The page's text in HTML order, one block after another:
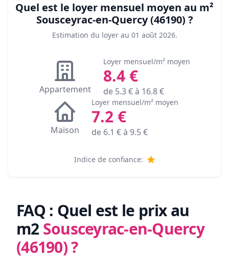
Quel est le loyer mensuel moyen au m²
Sousceyrac-en-Quercy (46190) ?
Estimation du loyer au 01 août 2026.
Appartement
Loyer mensuel/m² moyen
8.4€
de 5.3€ à 16.8€
Maison
Loyer mensuel/m² moyen
7.2 €
de 6.1 € à 9.5€
Indice de confiance:
FAQ : Quel est le prix au
m2Sousceyrac-en-Quercy
(46190)?